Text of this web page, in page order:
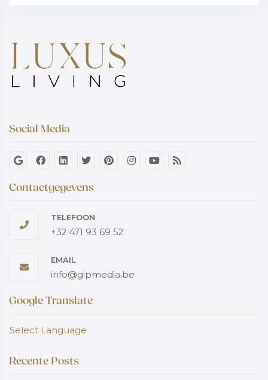
Social Media
Contactgegevens
TELEFOON
+32 471 93 69 52
EMAIL
info@gipmedia.be
Google Translate
Select Language
Recente Posts